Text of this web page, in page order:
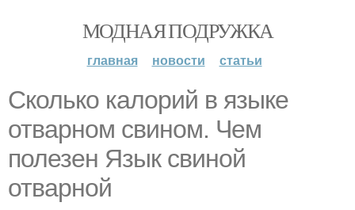
МОДНАЯ ПОДРУЖКА
главная новости статьи
Сколько калорий в языке
отварном свином. Чем
полезен Язык свиной
отварной